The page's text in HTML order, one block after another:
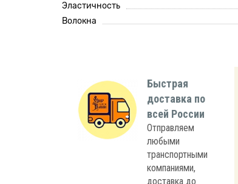
Эластичность
Волокна
Быстрая
доставка по
всей России
Отправляем
любыми
транспортными
компаниями,
доставка до